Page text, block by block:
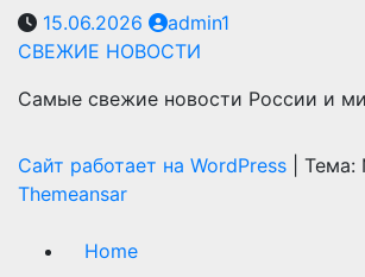
15.06.2026
admin1
СВЕЖИЕ НОВОСТИ
Самые свежие новости России и
Сайт работает на WordPress
Тема:
Themeansar
Home